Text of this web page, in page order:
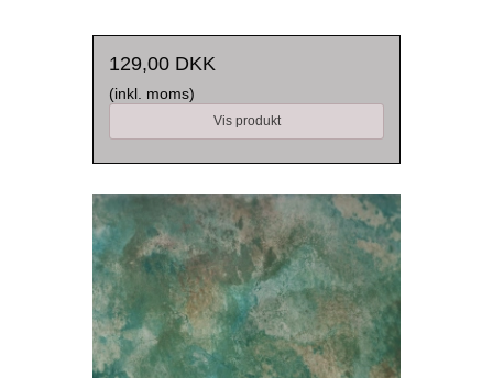
129,00 DKK
(inkl. moms)
Vis produkt